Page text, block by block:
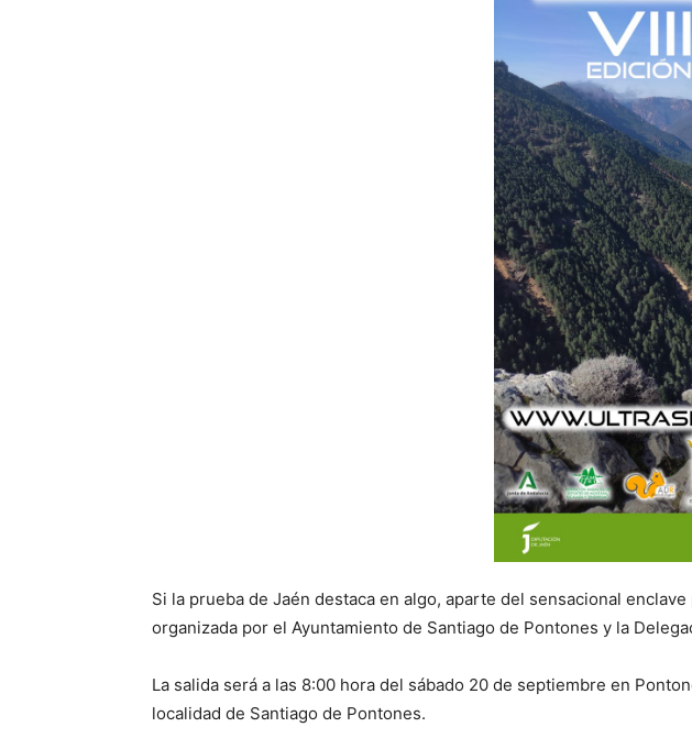
Si la prueba de Jaén destaca en algo, aparte del sensacional
organizada por el Ayuntamiento de Santiago de Pontones y la
La salida será a las 8:00 hora del sábado 20 de septiembre en
localidad de Santiago de Pontones.